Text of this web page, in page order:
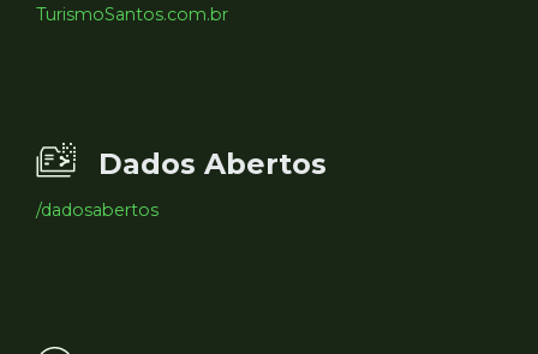
TurismoSantos.com.br
Dados Abertos
/dadosabertos